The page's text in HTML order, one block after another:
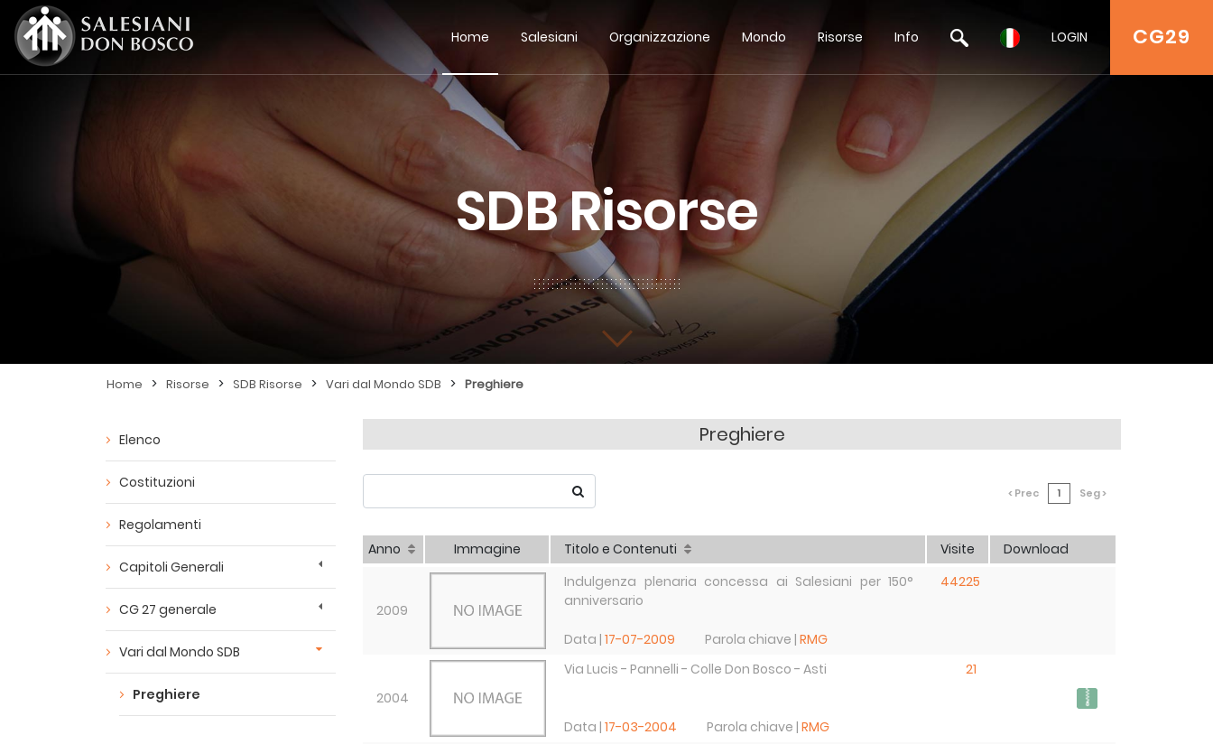
CG29
Home Salesiani Organizzazione Mondo Risorse Info LOGIN
SDB Risorse
Home > Risorse > SDB Risorse > Vari dal Mondo SDB > Preghiere
Elenco
Costituzioni
Regolamenti
Capitoli Generali
CG 27 generale
Vari dal Mondo SDB
Preghiere
Preghiere
< Prec 1 Seg >
Anno Immagine Titolo e Contenuti Visite Download
2009
Indulgenza plenaria concessa ai Salesiani per 150°
anniversario
Data |17-07-2009 Parola chiave |RMG
44225
2004
Via Lucis - Pannelli - Colle Don Bosco - Asti
Data |17-03-2004 Parola chiave |RMG
21